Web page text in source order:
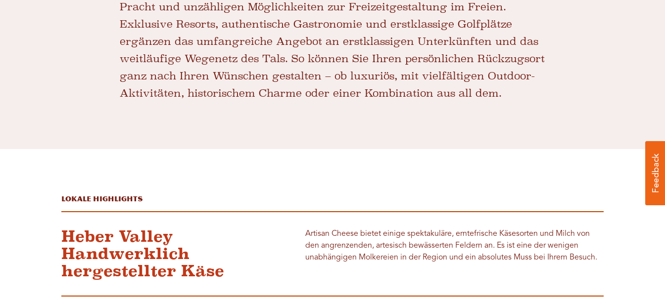
Pracht und unzähligen Möglichkeiten zur Freizeitgestaltung im Freien.
Exklusive Resorts, authentische Gastronomie und erstklassige Golfplätze
ergänzen das umfangreiche Angebot an erstklassigen Unterkünften und das
weitläufige Wegenetz des Tals. So können Sie Ihren persönlichen Rückzugsort
ganz nach Ihren Wünschen gestalten – ob luxuriös, mit vielfältigen Outdoor-
Aktivitäten, historischem Charme oder einer Kombination aus all dem.
Lokale Highlights
Heber Valley
Handwerklich
hergestellter Käse
Artisan Cheese bietet einige spektakuläre, erntefrische Käsesorten und Milch von
den angrenzenden, artesisch bewässerten Feldern an. Es ist eine der wenigen
unabhängigen Molkereien in der Region und ein absolutes Muss bei Ihrem Besuch.